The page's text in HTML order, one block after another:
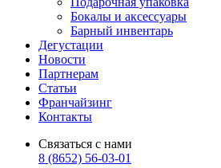
Бокалы и аксессуары
Барный инвентарь
Дегустации
Новости
Партнерам
Статьи
Франчайзинг
Контакты
Связаться с нами
8 (8652) 56-03-01